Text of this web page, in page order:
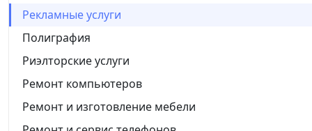
Рекламные услуги
Полиграфия
Риэлторские услуги
Ремонт компьютеров
Ремонт и изготовление мебели